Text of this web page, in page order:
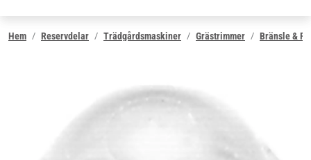
Hem Reservdelar Trädgårdsmaskiner Grästrimmer Bränsle &